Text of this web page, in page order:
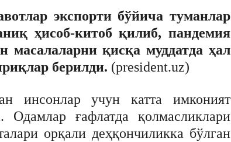
экспорти бўйича туманлар
ҳисоб-китоб қилиб, пандемия
масалаларни қисқа муддатда ҳал
берилди. (president.uz)
инсонлар учун катта имконият
Одамлар ғафлатда қолмасликлари
орқали деҳқончиликка бўлган